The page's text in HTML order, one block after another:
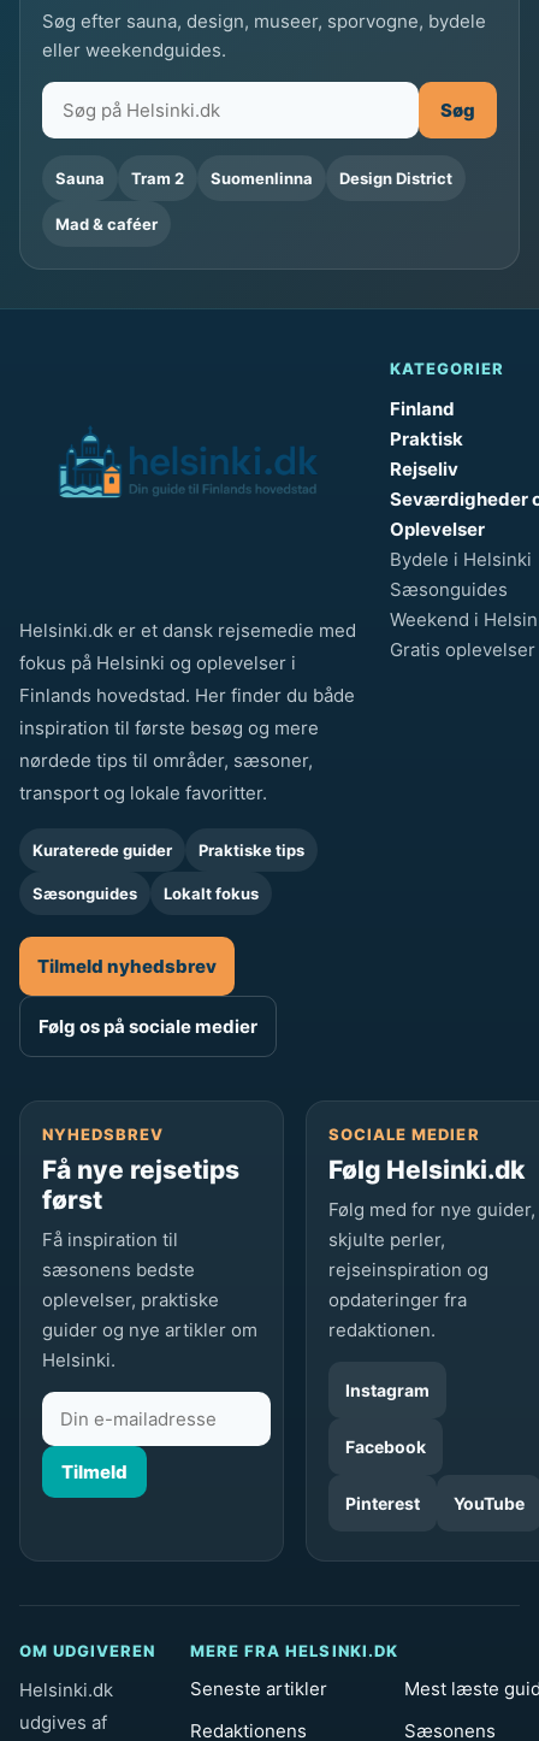
Søg efter sauna, design, museer, sporvogne, bydele
eller weekendguides.
Søg
Sauna Tram 2 Suomenlinna Design District
Mad & caféer
Helsinki.dk er et dansk rejsemedie med
fokus på Helsinki og oplevelser i
Finlands hovedstad. Her finder du både
inspiration til første besøg og mere
nørdede tips til områder, sæsoner,
transport og lokale favoritter.
Kuraterede guider Praktiske tips
Sæsonguides Lokalt fokus
Tilmeld nyhedsbrev
Følg os på sociale medier
KATEGORIER
Finland
Praktisk
Rejseliv
Seværdigheder
Oplevelser
Bydele i Helsinki
Sæsonguides
Weekend i
Gratis oplevelser
NYHEDSBREV
Få nye rejsetips
først
Få inspiration til
sæsonens bedste
oplevelser, praktiske
guider og nye artikler om
Helsinki.
Tilmeld
SOCIALE MEDIER
Følg Helsinki.dk
Følg med for nye guider,
skjulte perler,
rejseinspiration og
opdateringer fra
redaktionen.
Instagram
Facebook
Pinterest YouTube
OM UDGIVEREN
Helsinki.dk
udgives af
MERE FRA HELSINKI.DK
Seneste artikler
Mest læste
Redaktionens
Sæsonens